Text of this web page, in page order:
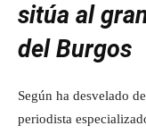
sitúa al
del Burgos
Según ha desvelado
periodista